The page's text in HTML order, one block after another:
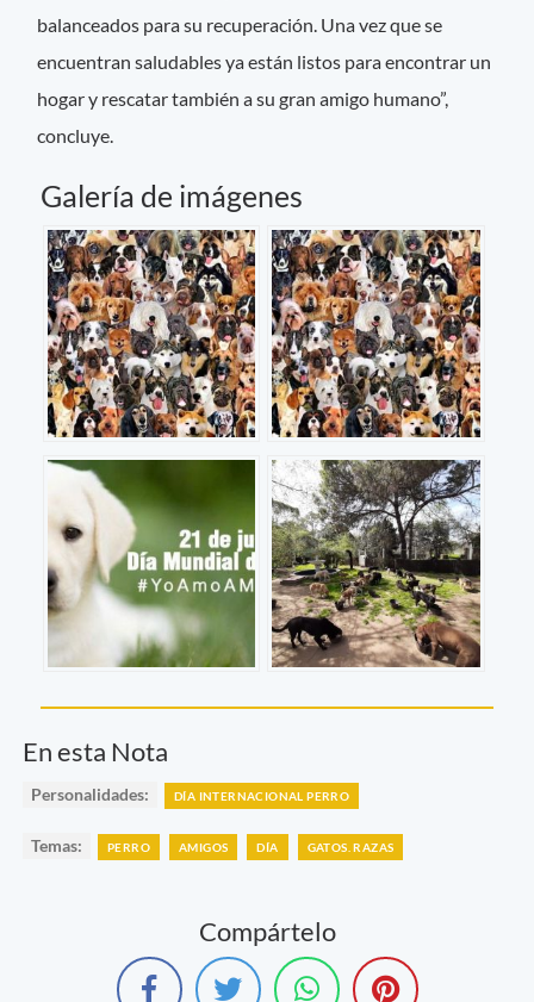
balanceados para su recuperación. Una vez que se
encuentran saludables ya están listos para encontrar un
hogar y rescatar también a su gran amigo humano”,
concluye.
Galería de imágenes
En esta Nota
Personalidades: DÍA INTERNACIONAL PERRO
Temas: PERRO AMIGOS DÍA GATOS. RAZAS
Compártelo